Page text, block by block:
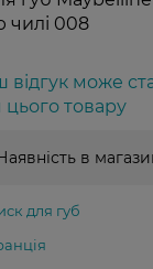
чилі 008
відгук може
цього товару
в
для губ